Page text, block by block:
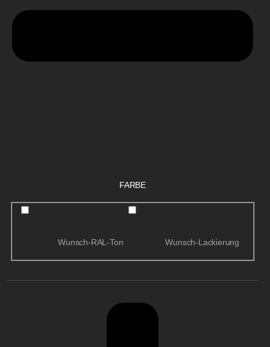
FARBE
Wunsch-RAL-Ton Wunsch-Lackierung